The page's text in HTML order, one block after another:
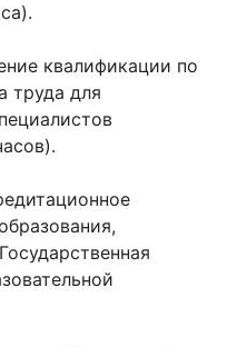
квалификации по
труда для